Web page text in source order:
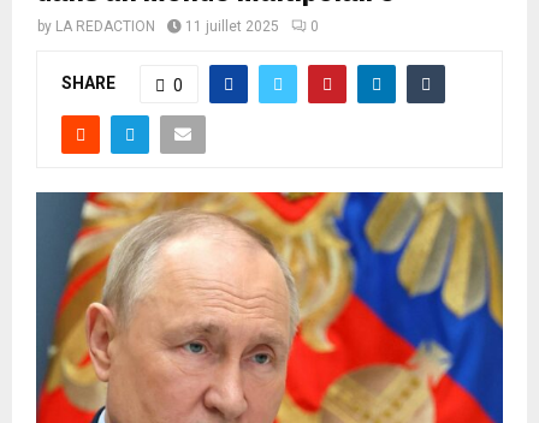
by LA REDACTION 11 juillet 2025 0
SHARE 0